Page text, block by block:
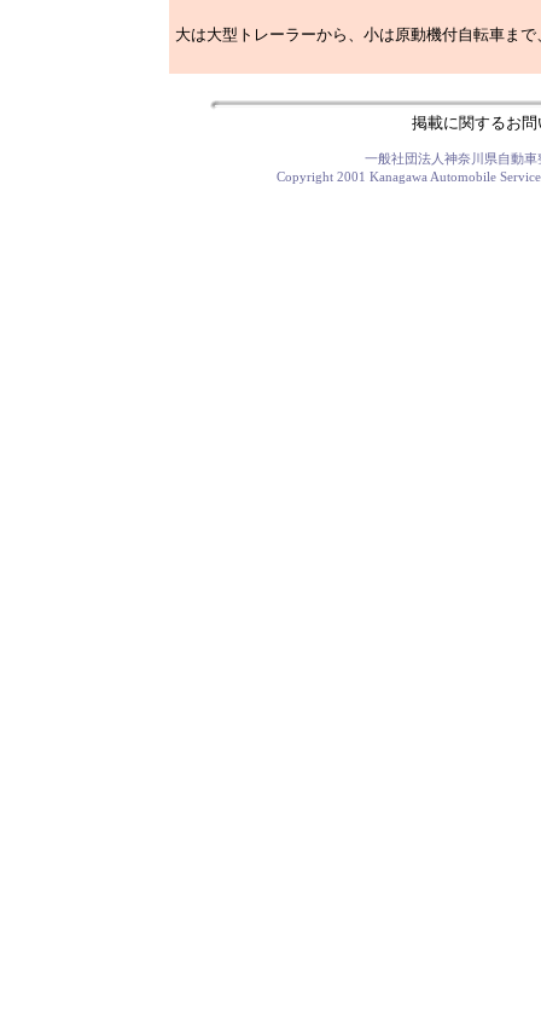
大は大型トレーラーから、小は原動機付自転車ま
掲載に関するお
一般社団法人神奈川県自動
Copyright 2001 Kanagawa Automobile